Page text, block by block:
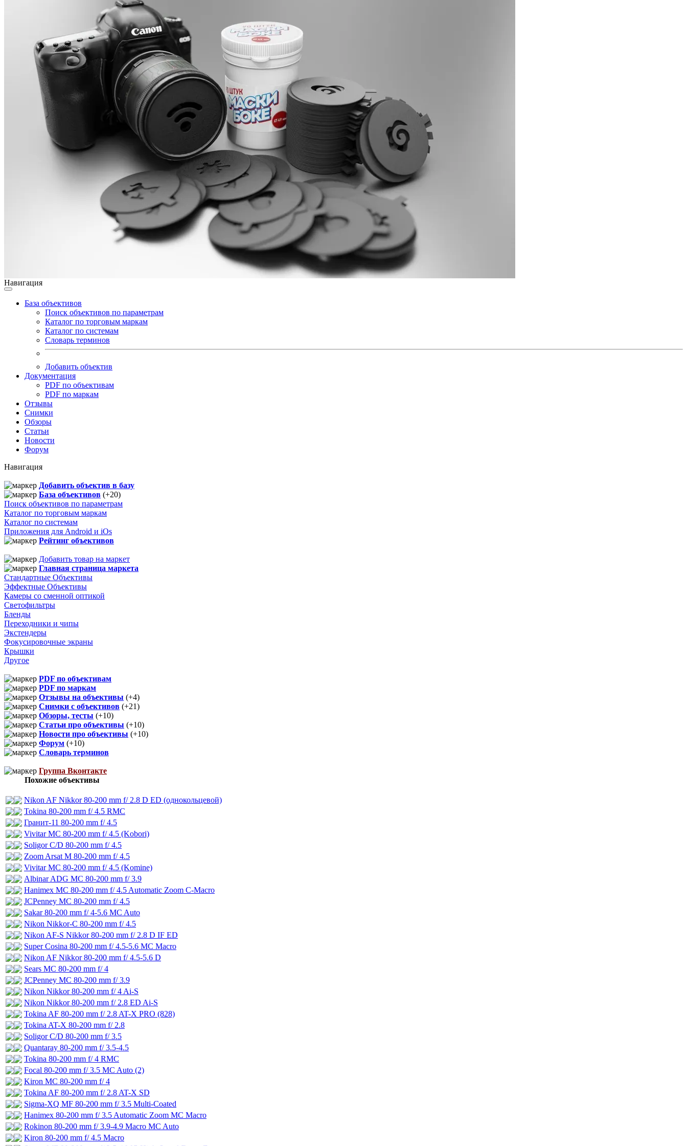
Навигация
База объективов
Поиск объективов по параметрам
Каталог по торговым маркам
Каталог по системам
Словарь терминов
Добавить объектив
Документация
PDF по объективам
PDF по маркам
Отзывы
Снимки
Обзоры
Статьи
Новости
Форум
Навигация
Добавить объектив в базу
База объективов (+20)
Поиск объективов по параметрам
Каталог по торговым маркам
Каталог по системам
Приложения для Android и iOs
Рейтинг объективов
Добавить товар на маркет
Главная страница маркета
Стандартные Объективы
Эффектные Объективы
Камеры со сменной оптикой
Светофильтры
Бленды
Переходники и чипы
Экстендеры
Фокусировочные экраны
Крышки
Другое
PDF по объективам
PDF по маркам
Отзывы на объективы (+4)
Снимки с объективов (+21)
Обзоры, тесты (+10)
Статьи про объективы (+10)
Новости про объективы (+10)
Форум (+10)
Словарь терминов
Группа Вконтакте
Похожие объективы
Nikon AF Nikkor 80-200 mm f/ 2.8 D ED (однокольцевой)
Tokina 80-200 mm f/ 4.5 RMC
Гранит-11 80-200 mm f/ 4.5
Vivitar MC 80-200 mm f/ 4.5 (Kobori)
Soligor C/D 80-200 mm f/ 4.5
Zoom Arsat M 80-200 mm f/ 4.5
Vivitar MC 80-200 mm f/ 4.5 (Komine)
Albinar ADG MC 80-200 mm f/ 3.9
Hanimex MC 80-200 mm f/ 4.5 Automatic Zoom C-Macro
JCPenney MC 80-200 mm f/ 4.5
Sakar 80-200 mm f/ 4-5.6 MC Auto
Nikon Nikkor-C 80-200 mm f/ 4.5
Nikon AF-S Nikkor 80-200 mm f/ 2.8 D IF ED
Super Cosina 80-200 mm f/ 4.5-5.6 MC Macro
Nikon AF Nikkor 80-200 mm f/ 4.5-5.6 D
Sears MC 80-200 mm f/ 4
JCPenney MC 80-200 mm f/ 3.9
Nikon Nikkor 80-200 mm f/ 4 Ai-S
Nikon Nikkor 80-200 mm f/ 2.8 ED Ai-S
Tokina AF 80-200 mm f/ 2.8 AT-X PRO (828)
Tokina AT-X 80-200 mm f/ 2.8
Soligor C/D 80-200 mm f/ 3.5
Quantaray 80-200 mm f/ 3.5-4.5
Tokina 80-200 mm f/ 4 RMC
Focal 80-200 mm f/ 3.5 MC Auto (2)
Kiron MC 80-200 mm f/ 4
Tokina AF 80-200 mm f/ 2.8 AT-X SD
Sigma-XQ MF 80-200 mm f/ 3.5 Multi-Coated
Hanimex 80-200 mm f/ 3.5 Automatic Zoom MC Macro
Rokinon 80-200 mm f/ 3.9-4.9 Macro MC Auto
Kiron 80-200 mm f/ 4.5 Macro